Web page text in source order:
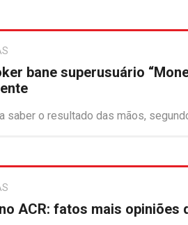
bane superusuário
saber o resultado das mãos,
ACR: fatos mais opiniões